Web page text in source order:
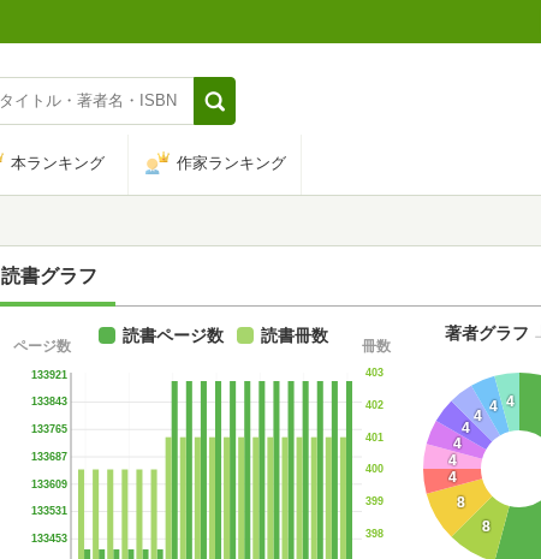
本ランキング 作家ランキング
読書グラフ
133453
133531
133609
133687
133765
133843
133921
ページ数
398
399
400
401
402
403
冊数
読書ページ数 読書冊数
8
8
4
4
4
4
4
4 4
著者グラフ